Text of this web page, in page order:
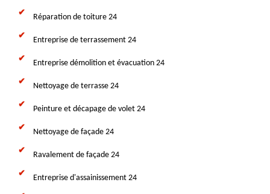
Réparation de toiture 24
Entreprise de terrassement 24
Entreprise démolition et évacuation 24
Nettoyage de terrasse 24
Peinture et décapage de volet 24
Nettoyage de façade 24
Ravalement de façade 24
Entreprise d'assainissement 24